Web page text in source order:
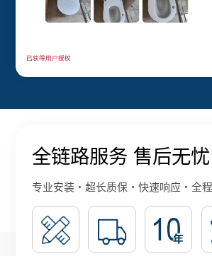
全链路服务 售后无忧
专业安装・超长质保・快速响应・全